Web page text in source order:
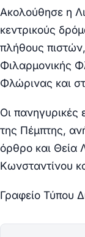
Ακολούθησε η
κεντρικούς
πλήθους
Φιλαρμονικής
Φλώρινας και
Οι
της Πέμπτης,
όρθρο και Θεία
Κωνσταντίνου
Γραφείο Τύπου